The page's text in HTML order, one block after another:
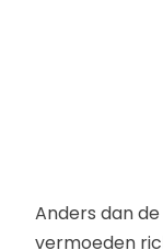
Anders dan
vermoeden